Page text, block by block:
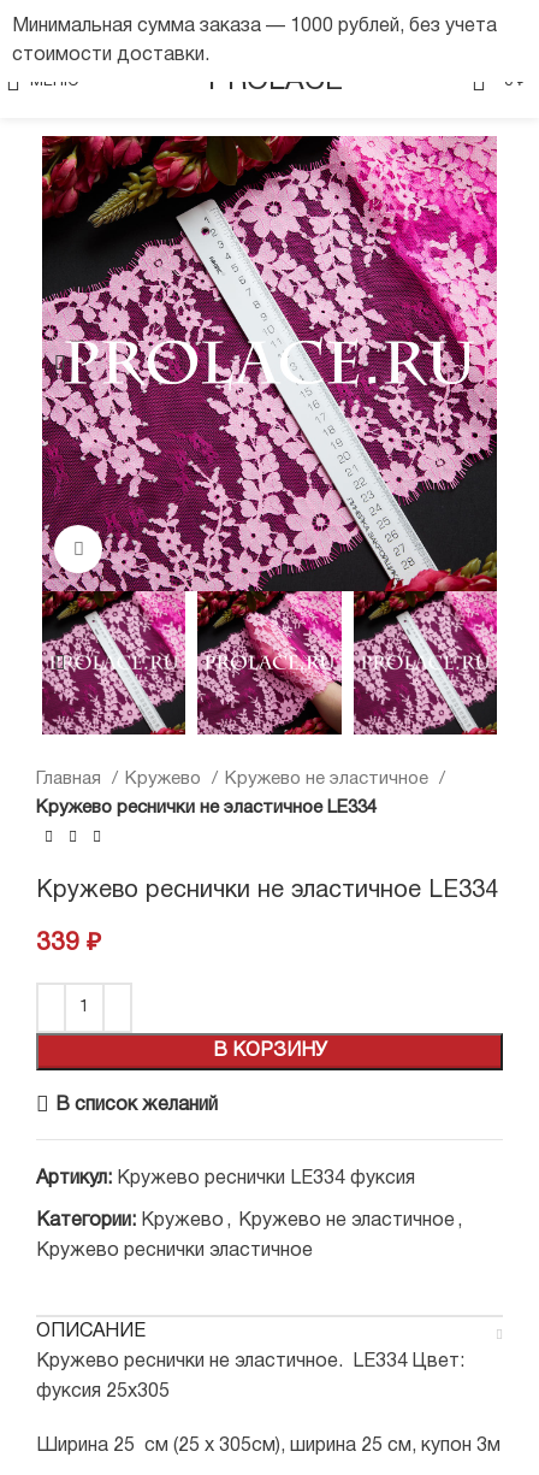
МЕНЮ PROLACE 0 ₽
Нажмите, чтобы увеличить
Главная Кружево
Кружево не эластичное
Кружево реснички не эластичное LE334
Кружево реснички не эластичное LE334
339 ₽
В КОРЗИНУ
В список желаний
Артикул: Кружево реснички LE334 фуксия
Категории: Кружево , Кружево не эластичное ,
Кружево реснички эластичное
ОПИСАНИЕ
Кружево реснички не эластичное. LE334 Цвет:
фуксия 25х305
Ширина 25 см (25 х 305см), ширина 25 см, купон 3м
Минимальная сумма заказа — 1000 рублей, без учета
стоимости доставки.